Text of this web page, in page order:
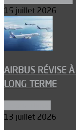
15 juillet 2026
AIRBUS RÉVISE
LONG TERME
13 juillet 2026